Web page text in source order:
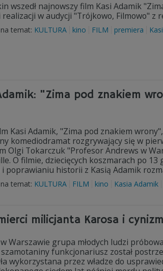
wszedł najnowszy film Kasi Adamik
w audycji "Trójkowo, Filmowo" z
temat: KULTURA kino FILM premiera
"Zima pod znakiem
Kasi Adamik, "Zima pod znakiem
komediodramat rozgrywający się w
Olgi Tokarczuk "Profesor Andrews w
O filmie, dziecięcych koszmarach po
poprawianiu historii z Kasią Adamik
temat: KULTURA FILM kino Kasia Adamik
milicjanta Karosa i
Warszawie grupa młodych ludzi
funkcjonariusz został
wykorzystana przez władze do